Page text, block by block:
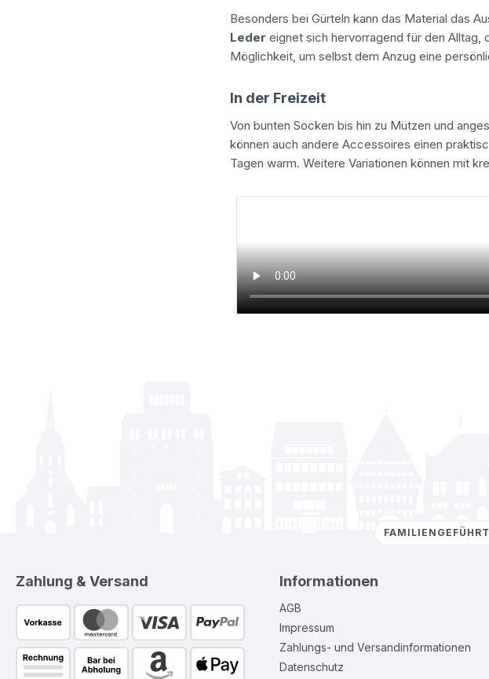
Besonders bei Gürteln kann das Material das
Leder eignet sich hervorragend für den Alltag,
Möglichkeit, um selbst dem Anzug eine
In der Freizeit
Von bunten Socken bis hin zu Mützen und
können auch andere Accessoires einen
Tagen warm. Weitere Variationen können mit
Zahlung & Versand Informationen
AGB
Impressum
Zahlungs- und Versandinformationen
Datenschutz